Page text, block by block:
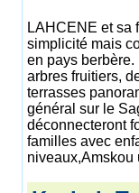
LAHCENE et sa
simplicité mais
en pays berbère.
arbres fruitiers,
terrasses
général sur le
déconnecteront
familles avec
niveaux,Amskou